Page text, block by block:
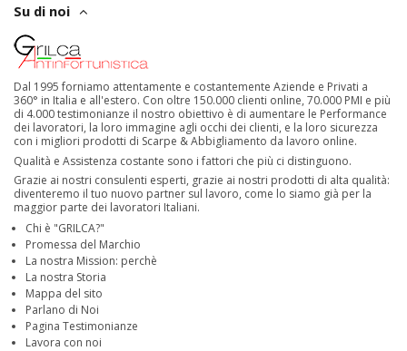
Su di noi
Dal 1995 forniamo attentamente e costantemente Aziende e Privati a
360° in Italia e all'estero. Con oltre 150.000 clienti online, 70.000 PMI e più
di 4.000 testimonianze il nostro obiettivo è di aumentare le Performance
dei lavoratori, la loro immagine agli occhi dei clienti, e la loro sicurezza
con i migliori prodotti di Scarpe & Abbigliamento da lavoro online.
Qualità e Assistenza costante sono i fattori che più ci distinguono.
Grazie ai nostri consulenti esperti, grazie ai nostri prodotti di alta qualità:
diventeremo il tuo nuovo partner sul lavoro, come lo siamo già per la
maggior parte dei lavoratori Italiani.
Chi è "GRILCA?"
Promessa del Marchio
La nostra Mission: perchè
La nostra Storia
Mappa del sito
Parlano di Noi
Pagina Testimonianze
Lavora con noi